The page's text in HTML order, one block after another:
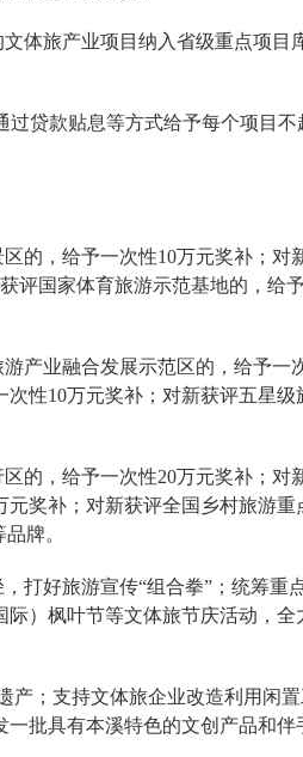
体旅产业项目纳入省级重点项目
贷款贴息等方式给予每个项目不
的，给予一次性10万元奖补；对
评国家体育旅游示范基地的，给
产业融合发展示范区的，给予一
性10万元奖补；对新获评五星级
的，给予一次性20万元奖补；对
奖补；对新获评全国乡村旅游重
牌。
打好旅游宣传“组合拳”；统筹重
）枫叶节等文体旅节庆活动，全
；支持文体旅企业改造利用闲
批具有本溪特色的文创产品和伴